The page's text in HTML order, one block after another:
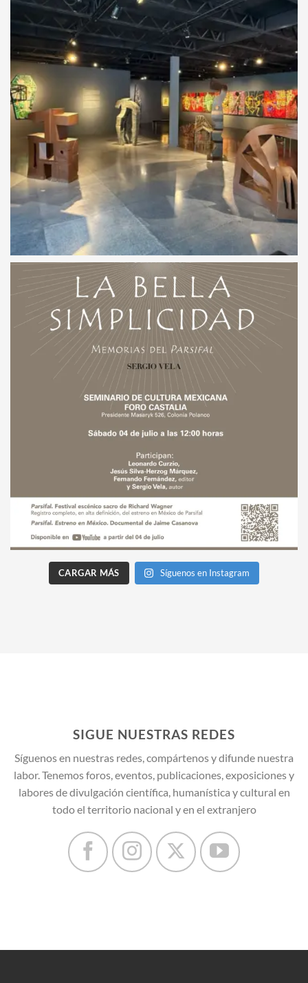
CARGAR MÁS Síguenos en Instagram
SIGUE NUESTRAS REDES
Síguenos en nuestras redes, compártenos y difunde nuestra
labor. Tenemos foros, eventos, publicaciones, exposiciones y
labores de divulgación científica, humanística y cultural en
todo el territorio nacional y en el extranjero